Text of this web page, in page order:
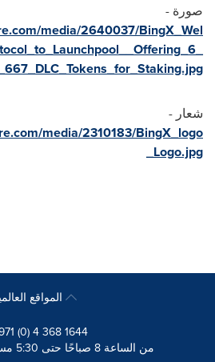
صورة -
media/2640037/BingX_Wel
شعار -
media/2310183/BingX_logo
_Logo.jpg
(0) 4 368 1644
من الساعة 8 صباحًا حتى 5:30 مساءً بتوقيت غرينتش